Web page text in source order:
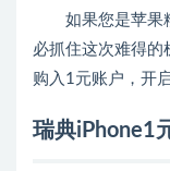
如果您是苹果
必抓住这次难得的
购入1元账户，开
瑞典iPhone1